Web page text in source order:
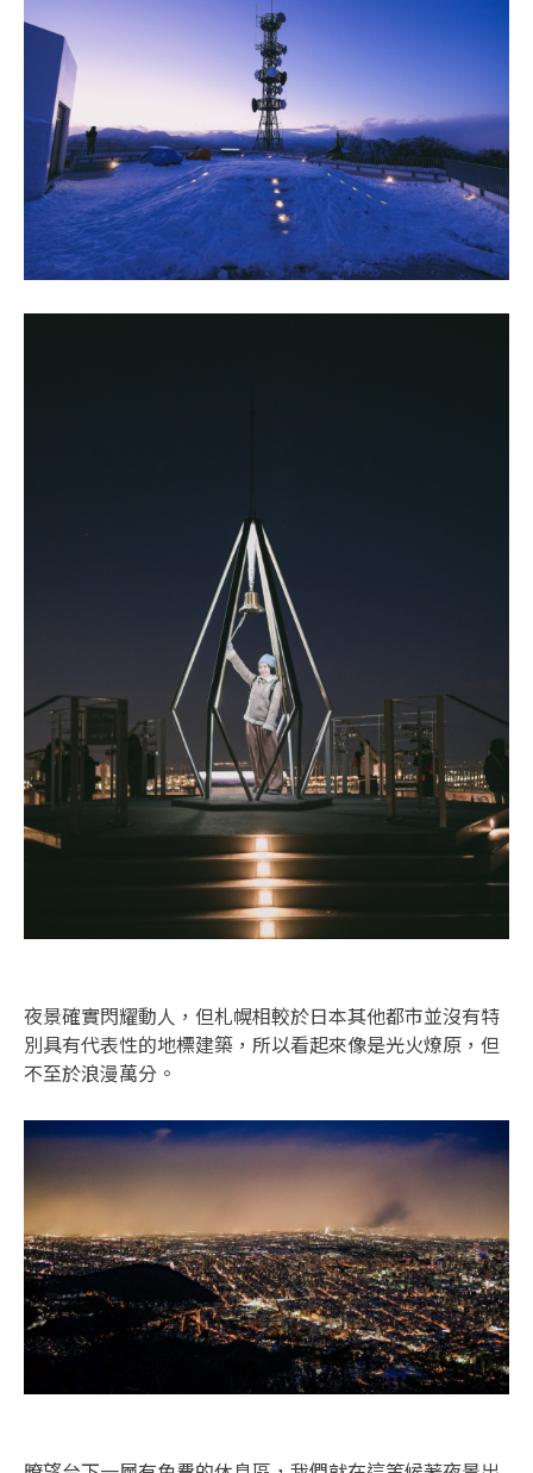
夜景確實閃耀動人，但札幌相較於日本其他都市並沒有特
別具有代表性的地標建築，所以看起來像是光火燎原，但
不至於浪漫萬分。